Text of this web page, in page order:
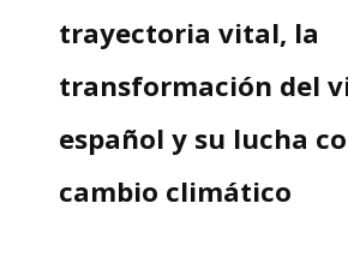
trayectoria vital, la
transformación del
español y su lucha
cambio climático